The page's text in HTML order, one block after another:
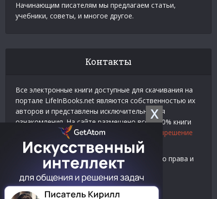
X
Начинающим писателям мы предлагаем статьи,
учебники, советы, и многое другое.
Контакты
Все электронные книги доступные для скачивания на
портале LifeInBooks.net являются собственностью их
авторов и представлены исключительно для
ознакомления. На сайте размещено всего 20% книги
взятой у нашего партнера Официальное разрешение
на использование материалов Litres.
Контакты для связи по вопросам авторского права и
рекламы:
E-mail:admin@lifeinbooks.net